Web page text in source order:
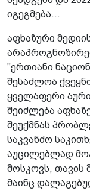
იგეგმება...
აფხაზური
"ერთიანი
შესაძლოა
ყველაფერი
შეიძლება
შეუქმნას
საკვანძო
აუცილებლად
მოსკოვს, თავის
მაინც